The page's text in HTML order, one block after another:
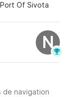
Port Of Sivota
N
de navigation